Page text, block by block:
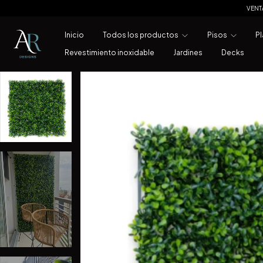
Inicio Todos los productos Pisos
Revestimiento inoxidable
Jardines Decks